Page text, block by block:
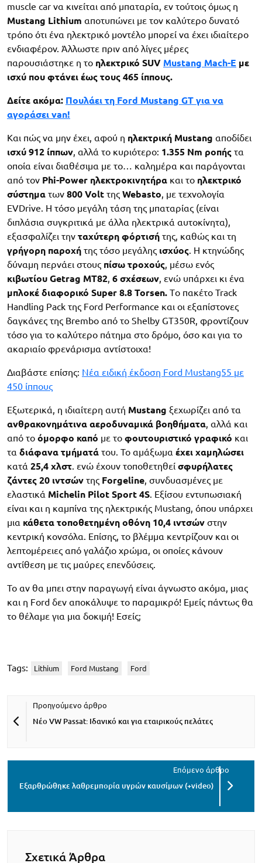
muscle car να κινείται από μπαταρία, εν τούτοις όμως η
Mustang Lithium αποτυπώνει με τον καλύτερο δυνατό
τρόπο ότι ένα ηλεκτρικό μοντέλο μπορεί να έχει ιδιαίτερο
ενδιαφέρον. Άλλωστε πριν από λίγες μέρες
παρουσιάστηκε η το ηλεκτρικό SUV Mustang Mach-E με
ισχύ που φτάνει έως τους 465 ίππους.
Δείτε ακόμα: Πουλάει τη Ford Mustang GT για να
αγοράσει van!
Και πώς να μην έχει, αφού η ηλεκτρική Mustang αποδίδει
ισχύ 912 ίππων, αλλά το κυριότερο: 1.355 Nm ροπής τα
οποία είναι διαθέσιμα με το… καλημέρα και παράγονται
από τον Phi-Power ηλεκτροκινητήρα και το ηλεκτρικό
σύστημα των 800 Volt της Webasto, με τεχνολογία
EVDrive. Η τόσο μεγάλη τάση της μπαταρίας (είναι
διπλάσια συγκριτικά με άλλα ηλεκτρικά αυτοκίνητα),
εξασφαλίζει την ταχύτερη φόρτισή της, καθώς και τη
γρήγορη παροχή της τόσο μεγάλης ισχύος. Η κτηνώδης
δύναμη περνάει στους πίσω τροχούς, μέσω ενός
κιβωτίου Getrag MT82, 6 σχέσεων, ενώ υπάρχει κι ένα
μπλοκέ διαφορικό Super 8.8 Torsen. Tο πακέτο Track
Handling Pack της Ford Performance και οι εξαπίστονες
δαγκάνες της Brembo από το Shelby GT350R, φροντίζουν
τόσο για το καλύτερο πάτημα στο δρόμο, όσο και για το
ακαριαίο φρενάρισμα αντίστοιχα!
Διαβάστε επίσης: Νέα ειδική έκδοση Ford Mustang55 με
450 ίππους
Εξωτερικά, η ιδιαίτερη αυτή Mustang ξεχωρίζει από τα
ανθρακονημάτινα αεροδυναμικά βοηθήματα, αλλά και
από το όμορφο καπό με το φουτουριστικό γραφικό και
τα διάφανα τμήματά του. Το αμάξωμα έχει χαμηλώσει
κατά 25,4 χλστ. ενώ έχουν τοποθετηθεί σφυρήλατες
ζάντες 20 ιντσών της Forgeline, συνδυασμένες με
ελαστικά Michelin Pilot Sport 4S. Εξίσου εντυπωσιακή
είναι και η καμπίνα της ηλεκτρικής Mustang, όπου υπάρχει
μια κάθετα τοποθετημένη οθόνη 10,4 ιντσών στην
κεντρική κονσόλα. Επίσης, το βλέμμα κεντρίζουν και οι
λεπτομέρειες από γαλάζιο χρώμα, οι οποίες κάνουν
αντίθεση με τις μαύρες επενδύσεις.
Το αν θα μπει στην παραγωγή είναι άγνωστο ακόμα, μιας
και η Ford δεν αποκάλυψε το παραμικρό! Εμείς πάντως θα
το θέλαμε για μια δοκιμή! Εσείς;
Tags: Lithium Ford Mustang Ford
Νέο VW Passat: Ιδανικό και για εταιρικούς πελάτες
Εξαρθρώθηκε λαθρεμπορία υγρών καυσίμων (+video)
Σχετικά Άρθρα